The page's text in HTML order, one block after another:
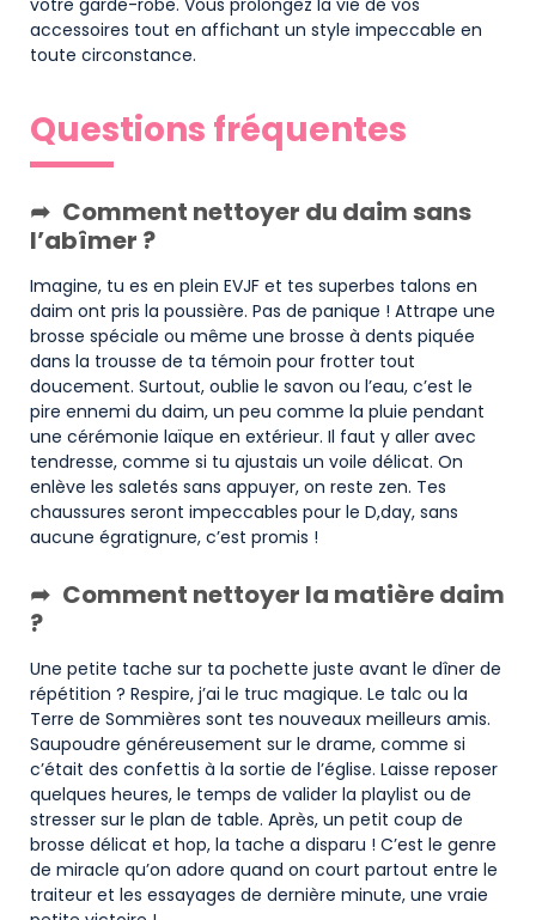
accessoires tout en affichant un style impeccable en
toute circonstance.
Questions fréquentes
Comment nettoyer du daim sans
l’abîmer ?
Imagine, tu es en plein EVJF et tes superbes talons en
daim ont pris la poussière. Pas de panique ! Attrape une
brosse spéciale ou même une brosse à dents piquée
dans la trousse de ta témoin pour frotter tout
doucement. Surtout, oublie le savon ou l’eau, c’est le
pire ennemi du daim, un peu comme la pluie pendant
une cérémonie laïque en extérieur. Il faut y aller avec
tendresse, comme si tu ajustais un voile délicat. On
enlève les saletés sans appuyer, on reste zen. Tes
chaussures seront impeccables pour le D,day, sans
aucune égratignure, c’est promis !
Comment nettoyer la matière daim
?
Une petite tache sur ta pochette juste avant le dîner de
répétition ? Respire, j’ai le truc magique. Le talc ou la
Terre de Sommières sont tes nouveaux meilleurs amis.
Saupoudre généreusement sur le drame, comme si
c’était des confettis à la sortie de l’église. Laisse reposer
quelques heures, le temps de valider la playlist ou de
stresser sur le plan de table. Après, un petit coup de
brosse délicat et hop, la tache a disparu ! C’est le genre
de miracle qu’on adore quand on court partout entre le
traiteur et les essayages de dernière minute, une vraie